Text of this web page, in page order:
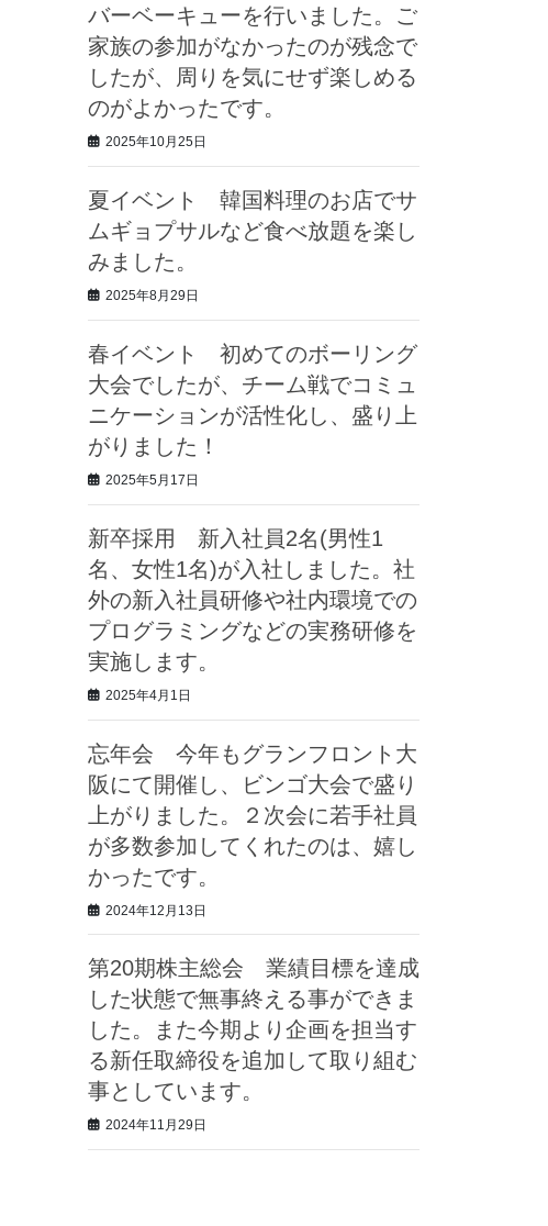
バーベーキューを行いました。ご
家族の参加がなかったのが残念で
したが、周りを気にせず楽しめる
のがよかったです。
2025年10月25日
夏イベント 韓国料理のお店でサ
ムギョプサルなど食べ放題を楽し
みました。
2025年8月29日
春イベント 初めてのボーリング
大会でしたが、チーム戦でコミュ
ニケーションが活性化し、盛り上
がりました！
2025年5月17日
新卒採用 新入社員2名(男性1
名、女性1名)が入社しました。社
外の新入社員研修や社内環境での
プログラミングなどの実務研修を
実施します。
2025年4月1日
忘年会 今年もグランフロント大
阪にて開催し、ビンゴ大会で盛り
上がりました。２次会に若手社員
が多数参加してくれたのは、嬉し
かったです。
2024年12月13日
第20期株主総会 業績目標を達成
した状態で無事終える事ができま
した。また今期より企画を担当す
る新任取締役を追加して取り組む
事としています。
2024年11月29日